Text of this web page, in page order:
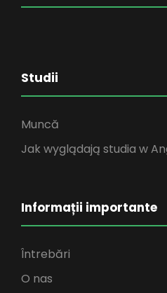
Studii
Muncă
Jak wyglądają studia w
Informații importante
Întrebări
O nas